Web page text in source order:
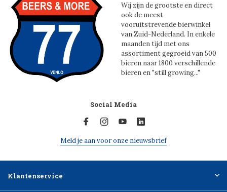
Wij zijn de grootste en direct
ook de meest
vooruitstrevende bierwinkel
van Zuid-Nederland. In enkele
maanden tijd met ons
assortiment gegroeid van 500
bieren naar 1800 verschillende
bieren en "still growing..."
Social Media
Meld je aan voor onze nieuwsbrief
Klantenservice